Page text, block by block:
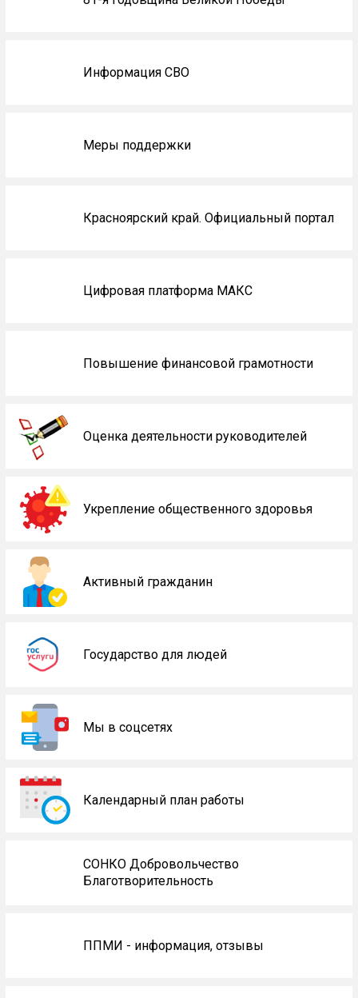
Информация СВО
Меры поддержки
Красноярский край. Официальный портал
Цифровая платформа МАКС
Повышение финансовой грамотности
Оценка деятельности руководителей
Укрепление общественного здоровья
Активный гражданин
Государство для людей
Мы в соцсетях
Календарный план работы
СОНКО Добровольчество
Благотворительность
ППМИ - информация, отзывы